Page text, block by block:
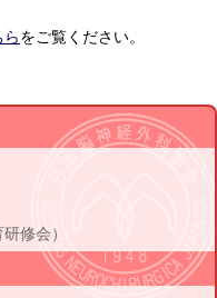
らをご覧ください。
修会）